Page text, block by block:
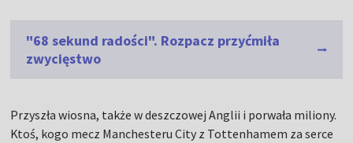
"68 sekund radości". Rozpacz przyćmiła
zwycięstwo
Przyszła wiosna, także w deszczowej Anglii i porwała miliony.
Ktoś, kogo mecz Manchesteru City z Tottenhamem za serce